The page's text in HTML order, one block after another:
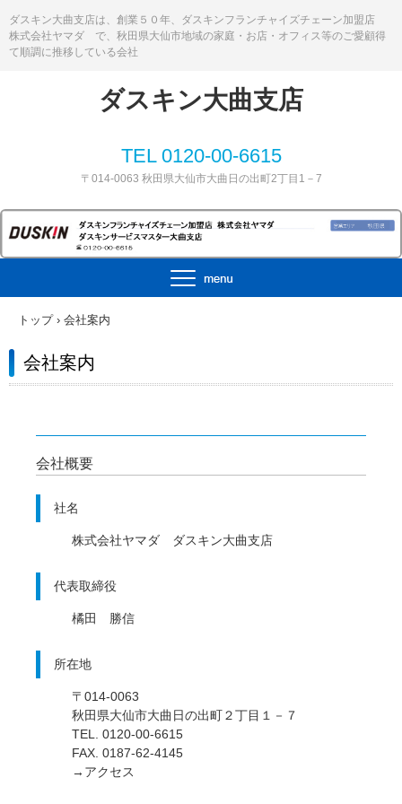
ダスキン大曲支店
ダスキン大曲支店は、創業５０年、ダスキンフランチャイズチェーン加盟店
株式会社ヤマダ で、秋田県大仙市地域の家庭・お店・オフィス等のご愛顧得
て順調に推移している会社
TEL 0120-00-6615
〒014-0063 秋田県大仙市大曲日の出町2丁目1－7
トップ › 会社案内
会社案内
会社概要
社名
株式会社ヤマダ ダスキン大曲支店
代表取締役
橘田 勝信
所在地
〒014-0063
秋田県大仙市大曲日の出町２丁目１－７
TEL. 0120-00-6615
FAX. 0187-62-4145
→アクセス